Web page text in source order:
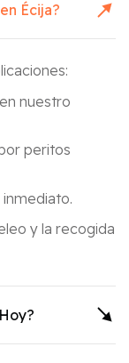
Écija?
nuestro
peritos
y la recogida